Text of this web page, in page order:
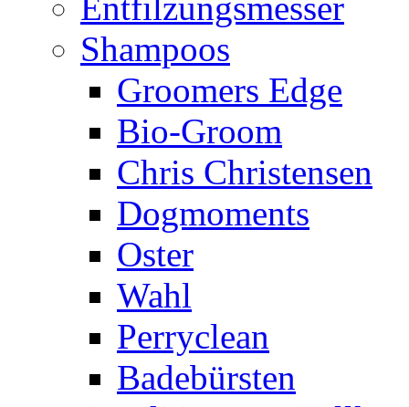
Entfilzungsmesser
Shampoos
Groomers Edge
Bio-Groom
Chris Christensen
Dogmoments
Oster
Wahl
Perryclean
Badebürsten